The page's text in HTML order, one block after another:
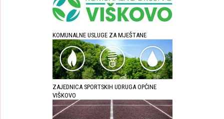
KOMUNALNE USLUGE ZA MJEŠTANE
ZAJEDNICA SPORTSKIH UDRUGA OPĆINE
VIŠKOVO